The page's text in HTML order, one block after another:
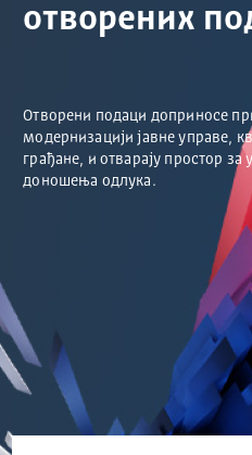
отворених
Отворени подаци доприносе
модернизацији јавне управе,
грађане, и отварају простор
доношења одлука.